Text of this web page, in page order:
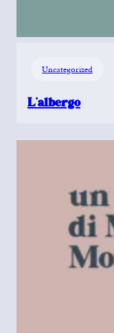
Uncategorized
L’albergo